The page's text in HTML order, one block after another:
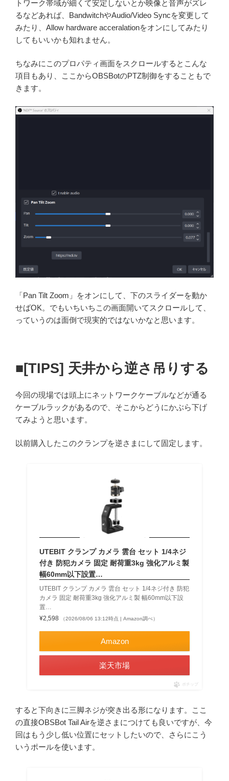
トワーク帯域が細くて安定しないとか映像と音声がズレ
るなどあれば、BandwitchやAudio/Video Syncを変更して
みたり、Allow hardware acceralationをオンにしてみたり
してもいいかも知れません。
ちなみにこのプロパティ画面をスクロールするとこんな
項目もあり、ここからOBSBotのPTZ制御をすることもで
きます。
「Pan Tilt Zoom」をオンにして、下のスライダーを動か
せばOK。でもいちいちこの画面開いてスクロールして、
っていうのは面倒で現実的ではないかなと思います。
■[TIPS] 天井から逆さ吊りする
今回の現場では頭上にネットワークケーブルなどが通る
ケーブルラックがあるので、そこからどうにかぶら下げ
てみようと思います。
以前購入したこのクランプを逆さまにして固定します。
UTEBIT クランプ カメラ 雲台 セット 1/4ネジ
付き 防犯カメラ 固定 耐荷重3kg 強化アルミ製
幅60mm以下設置…
UTEBIT クランプ カメラ 雲台 セット 1/4ネジ付き 防犯
カメラ 固定 耐荷重3kg 強化アルミ製 幅60mm以下設
置…
¥2,598
（2026/08/06 13:12時点 | Amazon調べ）
Amazon
楽天市場
ポチップ
すると下向きに三脚ネジが突き出る形になります。ここ
の直接OBSBot Tail Airを逆さまにつけても良いですが、今
回はもう少し低い位置にセットしたいので、さらにこう
いうポールを使います。